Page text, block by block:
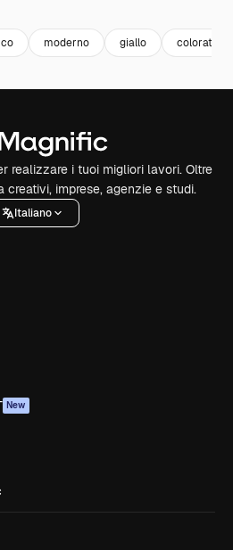
moderno giallo colorato
realizzare i tuoi migliori lavori. Oltre
creativi, imprese, agenzie e studi.
Italiano
New